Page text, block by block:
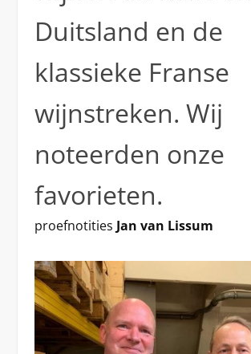
Duitsland en de
klassieke Franse
wijnstreken. Wij
noteerden onze
favorieten.
proefnotities Jan van Lissum